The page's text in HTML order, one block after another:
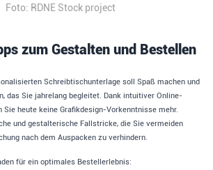
Foto: RDNE Stock project
zum Gestalten und Bestellen
Schreibtischunterlage soll Spaß machen und
das Sie jahrelang begleitet. Dank intuitiver Online-
Sie heute keine Grafikdesign-Vorkenntnisse mehr.
und gestalterische Fallstricke, die Sie vermeiden
nach dem Auspacken zu verhindern.
für ein optimales Bestellerlebnis: